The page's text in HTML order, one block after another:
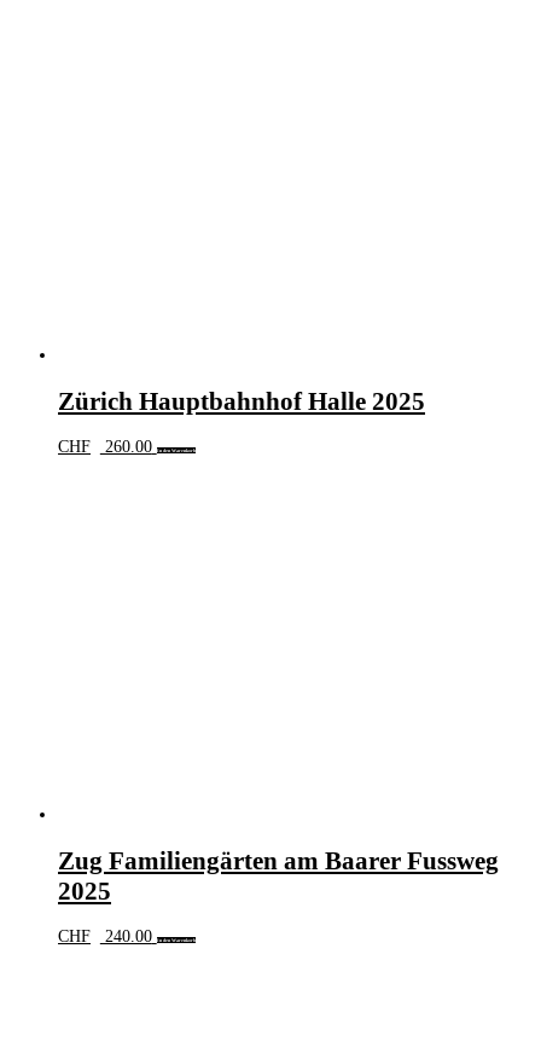
Zürich Hauptbahnhof Halle 2025
CHF 260.00 In den Warenkorb
Zug Familiengärten am Baarer Fussweg
2025
CHF 240.00 In den Warenkorb